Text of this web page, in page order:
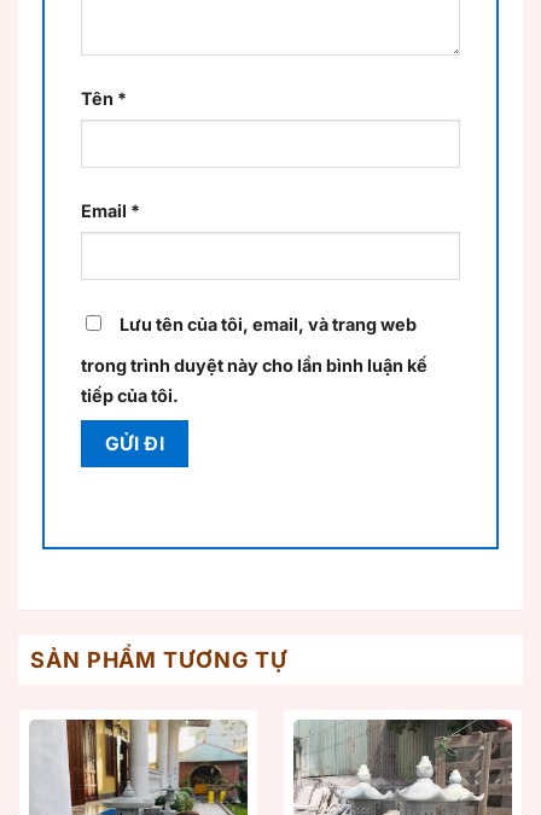
Tên *
Email *
Lưu tên của tôi, email, và trang web
trong trình duyệt này cho lần bình luận kế
tiếp của tôi.
SẢN PHẨM TƯƠNG TỰ